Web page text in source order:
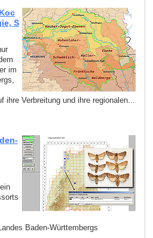
S
im
ihre Verbreitung und ihre regionalen...
Baden-Württembergs